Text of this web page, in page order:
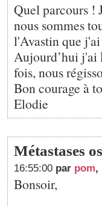
Quel parcours !
nous sommes
l'Avastin que
Aujourd’hui j'ai
fois, nous
Bon courage à
Elodie
Métastases
16:55:00 par pom,
Bonsoir,